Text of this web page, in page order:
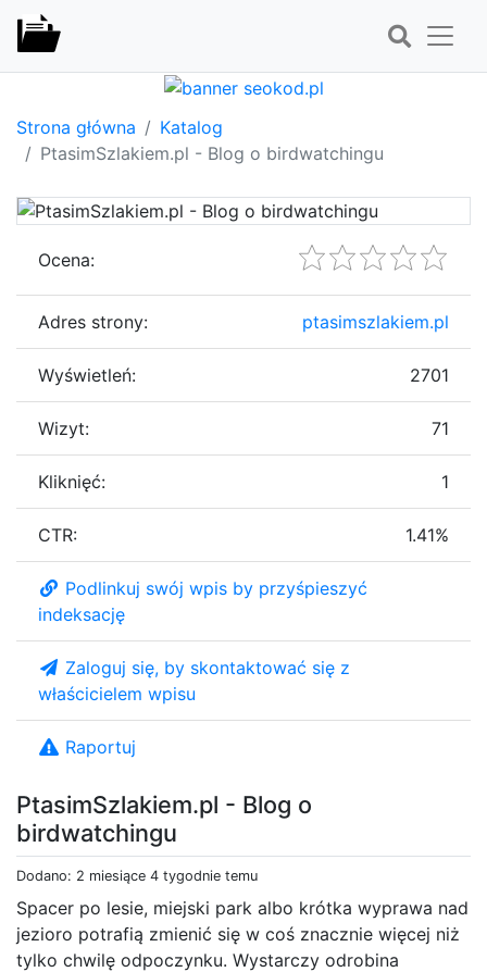
Strona główna
Katalog
PtasimSzlakiem.pl - Blog o birdwatchingu
PtasimSzlakiem.pl - Blog o
birdwatchingu
Dodano: 2 miesiące 4 tygodnie temu
Spacer po lesie, miejski park albo krótka wyprawa nad
jezioro potrafią zmienić się w coś znacznie więcej niż
tylko chwilę odpoczynku. Wystarczy odrobina
Ocena:
Adres strony: ptasimszlakiem.pl
Wyświetleń: 2701
Wizyt: 71
Kliknięć: 1
CTR: 1.41%
Podlinkuj swój wpis by przyśpieszyć
indeksację
Zaloguj się, by skontaktować się z
właścicielem wpisu
Raportuj